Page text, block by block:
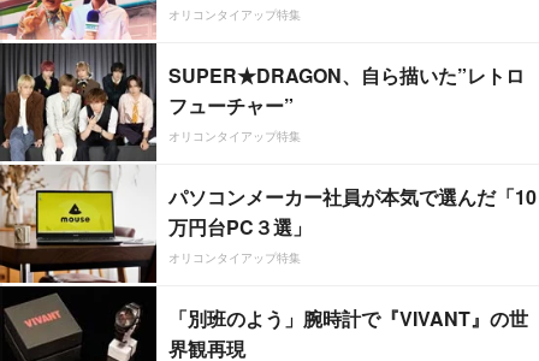
オリコンタイアップ特集
SUPER★DRAGON、自ら描いた”レトロ
フューチャー”
オリコンタイアップ特集
パソコンメーカー社員が本気で選んだ「10
万円台PC３選」
オリコンタイアップ特集
「別班のよう」腕時計で『VIVANT』の世
界観再現